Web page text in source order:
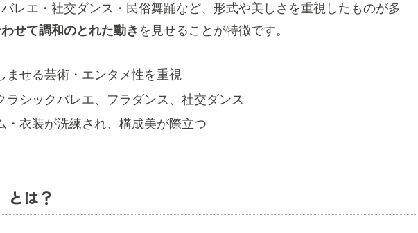
レエ・社交ダンス・民俗舞踊など、形式や美しさを重視したものが多
せて調和のとれた動き を見せることが特徴です。
ませる芸術・エンタメ性を重視
ラシックバレエ、フラダンス、社交ダンス
・衣装が洗練され、構成美が際立つ
とは？